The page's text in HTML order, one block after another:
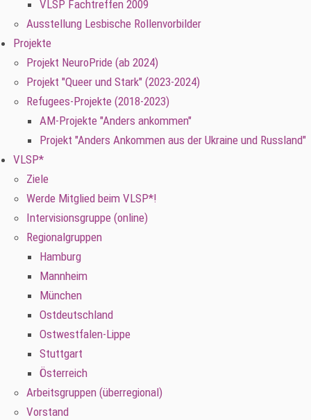
VLSP Fachtreffen 2009
Ausstellung Lesbische Rollenvorbilder
Projekte
Projekt NeuroPride (ab 2024)
Projekt "Queer und Stark" (2023-2024)
Refugees-Projekte (2018-2023)
AM-Projekte "Anders ankommen"
Projekt "Anders Ankommen aus der Ukraine und Russland"
VLSP*
Ziele
Werde Mitglied beim VLSP*!
Intervisionsgruppe (online)
Regionalgruppen
Hamburg
Mannheim
München
Ostdeutschland
Ostwestfalen-Lippe
Stuttgart
Österreich
Arbeitsgruppen (überregional)
Vorstand